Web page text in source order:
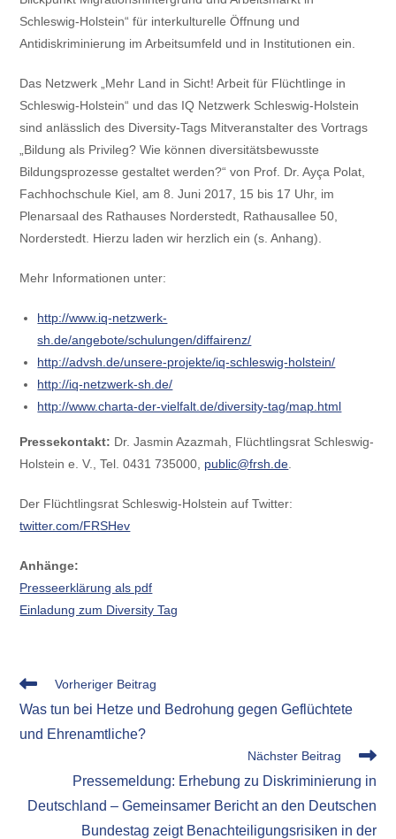
Schleswig-Holstein“ für interkulturelle Öffnung und
Antidiskriminierung im Arbeitsumfeld und in Institutionen ein.
Das Netzwerk „Mehr Land in Sicht! Arbeit für Flüchtlinge in
Schleswig-Holstein“ und das IQ Netzwerk Schleswig-Holstein
sind anlässlich des Diversity-Tags Mitveranstalter des Vortrags
„Bildung als Privileg? Wie können diversitätsbewusste
Bildungsprozesse gestaltet werden?“ von Prof. Dr. Ayça Polat,
Fachhochschule Kiel, am 8. Juni 2017, 15 bis 17 Uhr, im
Plenarsaal des Rathauses Norderstedt, Rathausallee 50,
Norderstedt. Hierzu laden wir herzlich ein (s. Anhang).
Mehr Informationen unter:
http://www.iq-netzwerk-
sh.de/angebote/schulungen/diffairenz/
http://advsh.de/unsere-projekte/iq-schleswig-holstein/
http://iq-netzwerk-sh.de/
http://www.charta-der-vielfalt.de/diversity-tag/map.html
Pressekontakt: Dr. Jasmin Azazmah, Flüchtlingsrat Schleswig-
Holstein e. V., Tel. 0431 735000, public@frsh.de
Der Flüchtlingsrat Schleswig-Holstein auf Twitter:
twitter.com/FRSHev
Anhänge:
Presseerklärung als pdf
Einladung zum Diversity Tag
Weitere
ansehen
Vorheriger Beitrag
Was tun bei Hetze und Bedrohung gegen Geflüchtete
und Ehrenamtliche?
Nächster Beitrag
Pressemeldung: Erhebung zu Diskriminierung in
Deutschland – Gemeinsamer Bericht an den Deutschen
Bundestag zeigt Benachteiligungsrisiken in der